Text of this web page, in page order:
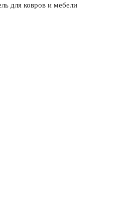
для ковров и мебели